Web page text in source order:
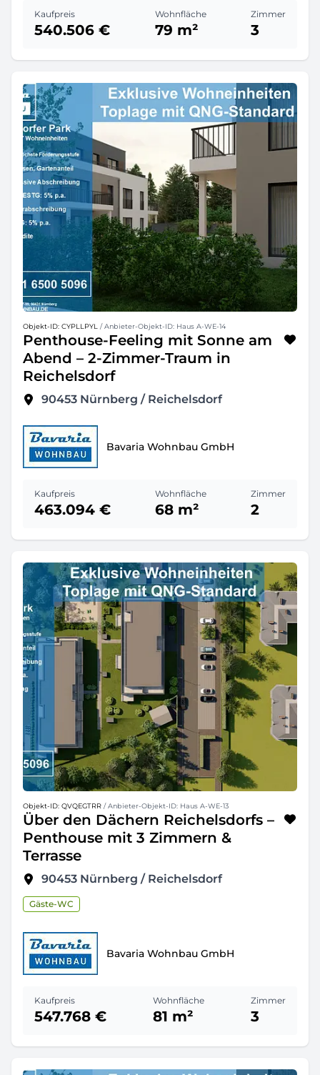
Kaufpreis
540.506 €
Wohnfläche
79 m²
Zimmer
3
Objekt-ID: CYPLLPYL / Anbieter-Objekt-ID: Haus A-WE-14
Penthouse-Feeling mit Sonne am
Abend – 2-Zimmer-Traum in
Reichelsdorf
90453 Nürnberg / Reichelsdorf
Bavaria Wohnbau GmbH
Kaufpreis
463.094 €
Wohnfläche
68 m²
Zimmer
2
Objekt-ID: QVQEGTRR / Anbieter-Objekt-ID: Haus A-WE-13
Über den Dächern Reichelsdorfs –
Penthouse mit 3 Zimmern &
Terrasse
90453 Nürnberg / Reichelsdorf
Gäste-WC
Bavaria Wohnbau GmbH
Kaufpreis
547.768 €
Wohnfläche
81 m²
Zimmer
3